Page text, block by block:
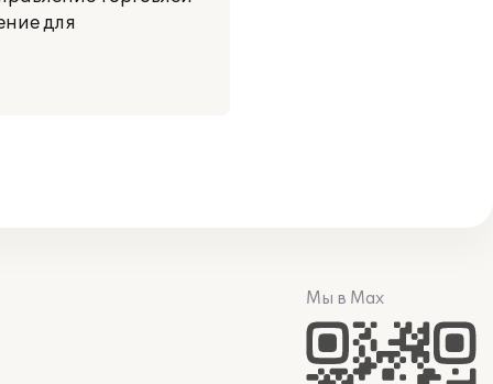
для
Мы в Max